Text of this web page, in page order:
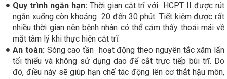
Quy trình ngắn hạn:Thời gian cắt trĩ với HCPT II được rút
ngắn xuống còn khoảng 20 đến 30 phút. Tiết kiệm được rất
nhiều thời gian nên bệnh nhân có thể cảm thấy thoải mái về
mặt tâm lý khi thực hiện cắt trĩ.
An toàn:Sóng cao tần hoạt động theo nguyên tắc xâm lấn
tối thiểu và không sử dụng dao để cắt trực tiếp búi trĩ. Do
đó, điều này sẽ giúp hạn chế tác động lên cơ thắt hậu môn,